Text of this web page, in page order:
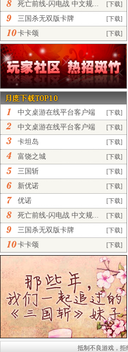
[下载]
死亡前线-闪电战 中文规...
[下载]
三国杀无双版卡牌
[下载]
卡卡颂
[下载]
中文桌游在线平台客户端
完... [下载]
中文桌游在线平台客户端
正... [下载]
卡坦岛
[下载]
富饶之城
[下载]
三国斩
[下载]
新优诺
[下载]
优诺
[下载]
死亡前线-闪电战 中文规...
[下载]
三国杀无双版卡牌
[下载]
卡卡颂
抵制不良游戏，